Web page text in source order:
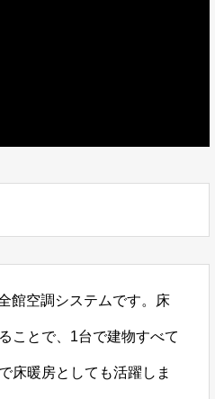
館空調システムです。床
ことで、1台で建物すべて
床暖房としても活躍しま